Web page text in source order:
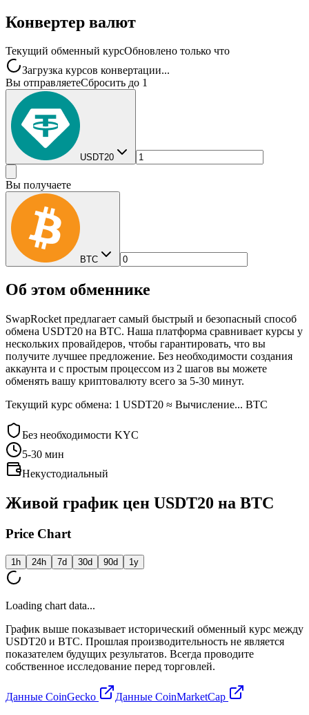
Конвертер валют
Текущий обменный курсОбновлено только что
Загрузка курсов конвертации...
Вы отправляетеСбросить до 1
USDT20
Вы получаете
BTC
Об этом обменнике
SwapRocket предлагает самый быстрый и безопасный способ
обмена USDT20 на BTC. Наша платформа сравнивает курсы у
нескольких провайдеров, чтобы гарантировать, что вы
получите лучшее предложение. Без необходимости создания
аккаунта и с простым процессом из 2 шагов вы можете
обменять вашу криптовалюту всего за 5-30 минут.
Текущий курс обмена: 1 USDT20 ≈ Вычисление... BTC
Без необходимости KYC
5-30 мин
Некустодиальный
Живой график цен USDT20 на BTC
Price Chart
1h 24h 7d 30d 90d 1y
Loading chart data...
График выше показывает исторический обменный курс между
USDT20 и BTC. Прошлая производительность не является
показателем будущих результатов. Всегда проводите
собственное исследование перед торговлей.
Данные CoinGecko Данные CoinMarketCap